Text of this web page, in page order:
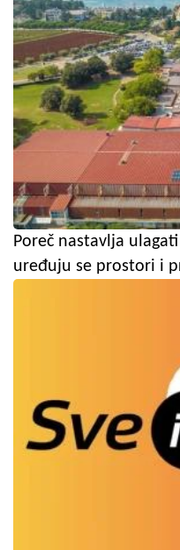
Poreč nastavlja
uređuju se prostori i